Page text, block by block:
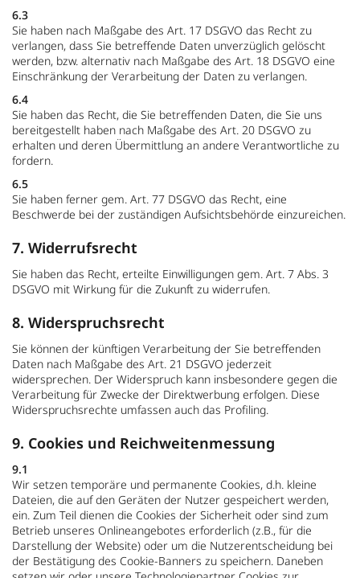
6.3
Sie haben nach Maßgabe des Art. 17 DSGVO das Recht zu
verlangen, dass Sie betreffende Daten unverzüglich gelöscht
werden, bzw. alternativ nach Maßgabe des Art. 18 DSGVO eine
Einschränkung der Verarbeitung der Daten zu verlangen.
6.4
Sie haben das Recht, die Sie betreffenden Daten, die Sie uns
bereitgestellt haben nach Maßgabe des Art. 20 DSGVO zu
erhalten und deren Übermittlung an andere Verantwortliche zu
fordern.
6.5
Sie haben ferner gem. Art. 77 DSGVO das Recht, eine
Beschwerde bei der zuständigen Aufsichtsbehörde einzureichen.
7. Widerrufsrecht
Sie haben das Recht, erteilte Einwilligungen gem. Art. 7 Abs. 3
DSGVO mit Wirkung für die Zukunft zu widerrufen.
8. Widerspruchsrecht
Sie können der künftigen Verarbeitung der Sie betreffenden
Daten nach Maßgabe des Art. 21 DSGVO jederzeit
widersprechen. Der Widerspruch kann insbesondere gegen die
Verarbeitung für Zwecke der Direktwerbung erfolgen. Diese
Widerspruchsrechte umfassen auch das Profiling.
9. Cookies und Reichweitenmessung
9.1
Wir setzen temporäre und permanente Cookies, d.h. kleine
Dateien, die auf den Geräten der Nutzer gespeichert werden,
ein. Zum Teil dienen die Cookies der Sicherheit oder sind zum
Betrieb unseres Onlineangebotes erforderlich (z.B., für die
Darstellung der Website) oder um die Nutzerentscheidung bei
der Bestätigung des Cookie-Banners zu speichern. Daneben